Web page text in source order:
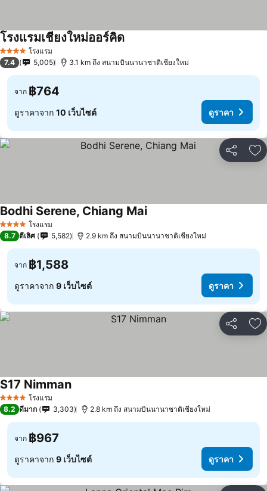
4 ดาว โรงแรม
โรงแรมเชียงใหม่ออร์คิด
7.4 5,005 3.1 km ถึง สนามบินนานาชาติเชียงใหม่
จาก ฿764
ดูราคาจาก 10 เว็บไซต์ ดูราคา
แชร์ เ
4 ดาว โรงแรม
Bodhi Serene, Chiang Mai
8.7 ดีเลิศ 5,582 2.9 km ถึง สนามบินนานาชาติเชียงใหม่
จาก ฿1,588
ดูราคาจาก 9 เว็บไซต์ ดูราคา
แชร์ เ
4 ดาว โรงแรม
S17 Nimman
8.2 ดีมาก 3,303 2.8 km ถึง สนามบินนานาชาติเชียงใหม่
จาก ฿967
ดูราคาจาก 9 เว็บไซต์ ดูราคา